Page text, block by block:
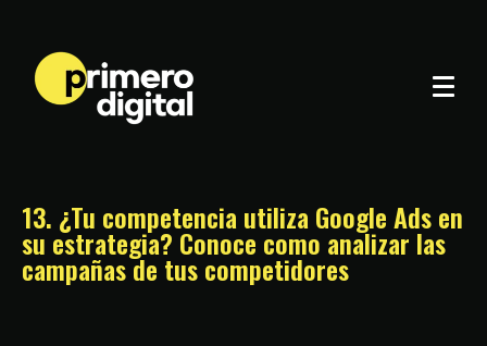
13. ¿Tu competencia utiliza Google Ads en
su estrategia? Conoce como analizar las
campañas de tus competidores